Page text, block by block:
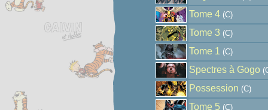
Tome 4 (C)
Tome 3 (C)
Tome 1
(C)
Spectres à Gogo
Possession (C)
Tome 5 (C)